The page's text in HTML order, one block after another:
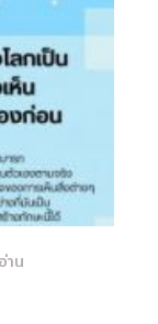
าน